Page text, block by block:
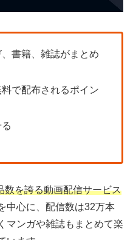
書籍、雑誌がまとめ
で配布されるポイン
数を誇る動画配信サービス
中心に、配信数は32万本
マンガや雑誌もまとめて楽